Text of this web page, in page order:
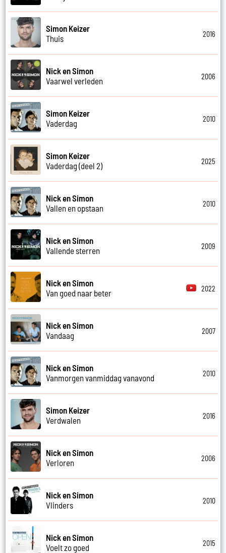
Simon Keizer
Thuis
2016
Nick en Simon
Vaarwel verleden
2006
Simon Keizer
Vaderdag
2010
Simon Keizer
Vaderdag (deel 2)
2025
Nick en Simon
Vallen en opstaan
2010
Nick en Simon
Vallende sterren
2009
Nick en Simon
Van goed naar beter
2022
Nick en Simon
Vandaag
2007
Nick en Simon
Vanmorgen vanmiddag vanavond
2010
Simon Keizer
Verdwalen
2016
Nick en Simon
Verloren
2006
Nick en Simon
Vlinders
2010
Nick en Simon
Voelt zo goed
2015